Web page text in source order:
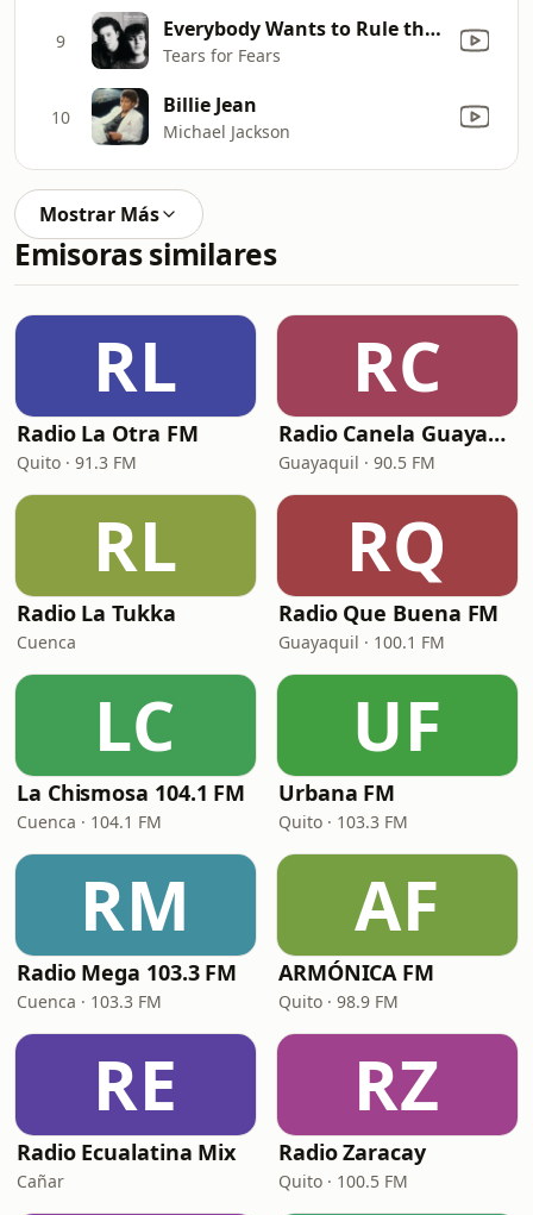
9 Everybody Wants to Rule the World
Tears for Fears
10 Billie Jean
Michael Jackson
Mostrar Más
Emisoras similares
RL
Radio La Otra FM
Quito · 91.3 FM
RC
Radio Canela Guayaquil
Guayaquil · 90.5 FM
RL
Radio La Tukka
Cuenca
RQ
Radio Que Buena FM
Guayaquil · 100.1 FM
LC
La Chismosa 104.1 FM
Cuenca · 104.1 FM
UF
Urbana FM
Quito · 103.3 FM
RM
Radio Mega 103.3 FM
Cuenca · 103.3 FM
AF
ARMÓNICA FM
Quito · 98.9 FM
RE
Radio Ecualatina Mix
Cañar
RZ
Radio Zaracay
Quito · 100.5 FM